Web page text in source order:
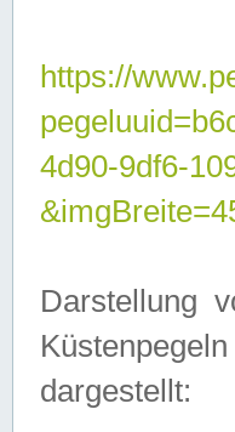
https://
4d90-9df6-
Darstellung
dargestellt: